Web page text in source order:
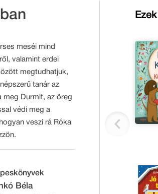
meséi mind
valamint erdei
megtudhatjuk,
tanár az
meg Durmit, az öreg
védi meg a
veszi rá Róka
Béla